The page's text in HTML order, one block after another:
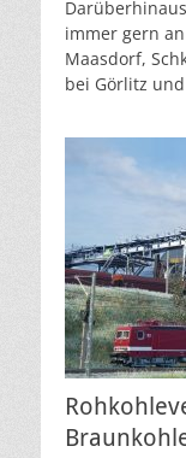
immer gern
Maasdorf,
bei Görlitz